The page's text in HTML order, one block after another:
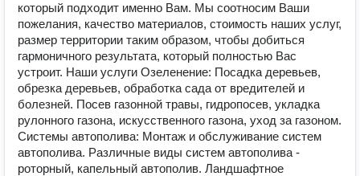
который подходит именно Вам. Мы соотносим Ваши
пожелания, качество материалов, стоимость наших услуг,
размер территории таким образом, чтобы добиться
гармоничного результата, который полностью Вас
устроит. Наши услуги Озеленение: Посадка деревьев,
обрезка деревьев, обработка сада от вредителей и
болезней. Посев газонной травы, гидропосев, укладка
рулонного газона, искусственного газона, уход за газоном.
Системы автополива: Монтаж и обслуживание систем
автополива. Различные виды систем автополива -
роторный, капельный автополив. Ландшафтное